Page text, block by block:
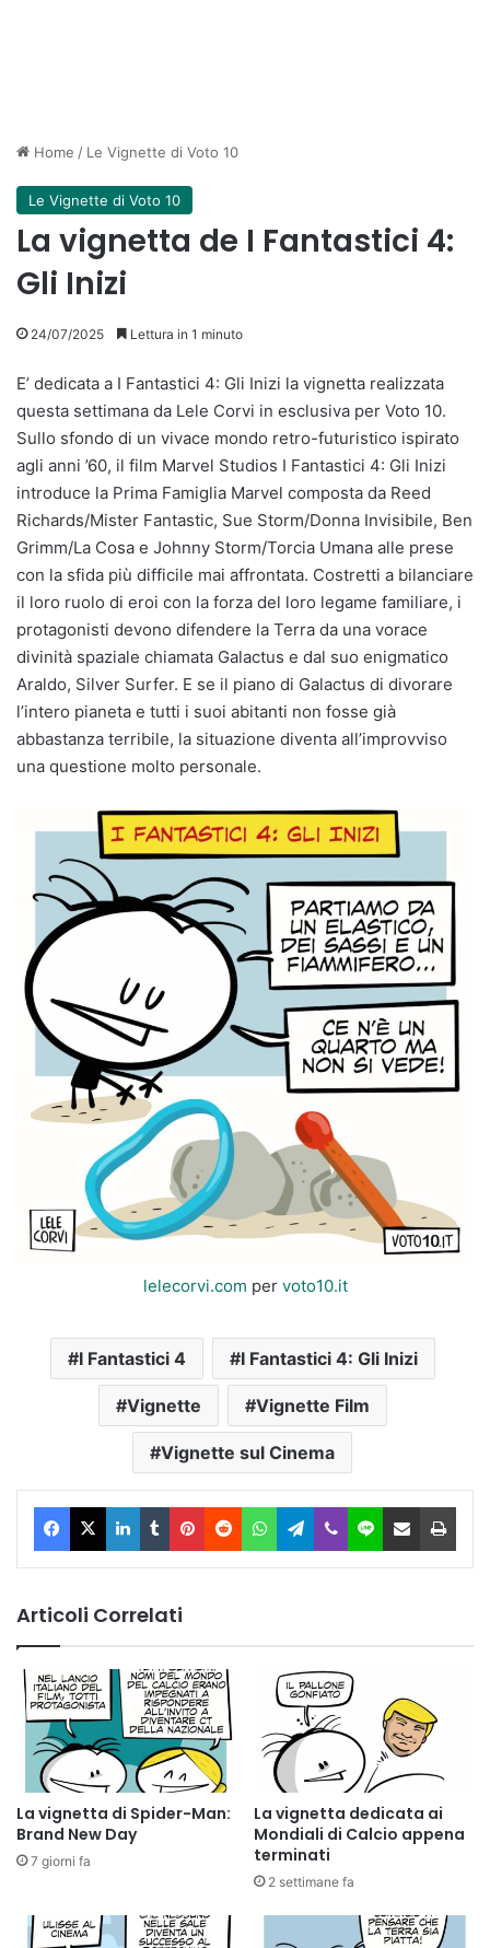
Home / Le Vignette di Voto 10
Le Vignette di Voto 10
La vignetta de I Fantastici 4:
Gli Inizi
24/07/2025 Lettura in 1 minuto
E’ dedicata a I Fantastici 4: Gli Inizi la vignetta realizzata
questa settimana da Lele Corvi in esclusiva per Voto 10.
Sullo sfondo di un vivace mondo retro-futuristico ispirato
agli anni ’60, il film Marvel Studios I Fantastici 4: Gli Inizi
introduce la Prima Famiglia Marvel composta da Reed
Richards/Mister Fantastic, Sue Storm/Donna Invisibile, Ben
Grimm/La Cosa e Johnny Storm/Torcia Umana alle prese
con la sfida più difficile mai affrontata. Costretti a bilanciare
il loro ruolo di eroi con la forza del loro legame familiare, i
protagonisti devono difendere la Terra da una vorace
divinità spaziale chiamata Galactus e dal suo enigmatico
Araldo, Silver Surfer. E se il piano di Galactus di divorare
l’intero pianeta e tutti i suoi abitanti non fosse già
abbastanza terribile, la situazione diventa all’improvviso
una questione molto personale.
lelecorvi.com per voto10.it
I Fantastici 4 I Fantastici 4: Gli Inizi
Vignette Vignette Film
Vignette sul Cinema
Facebook
X LinkedIn
TumblrPinterest
RedditWhatsAppTelegram
ViberLine Condividi via Email
Articoli Correlati
La vignetta di Spider-Man:
Brand New Day
7 giorni fa
La vignetta dedicata ai
Mondiali di Calcio appena
terminati
2 settimane fa